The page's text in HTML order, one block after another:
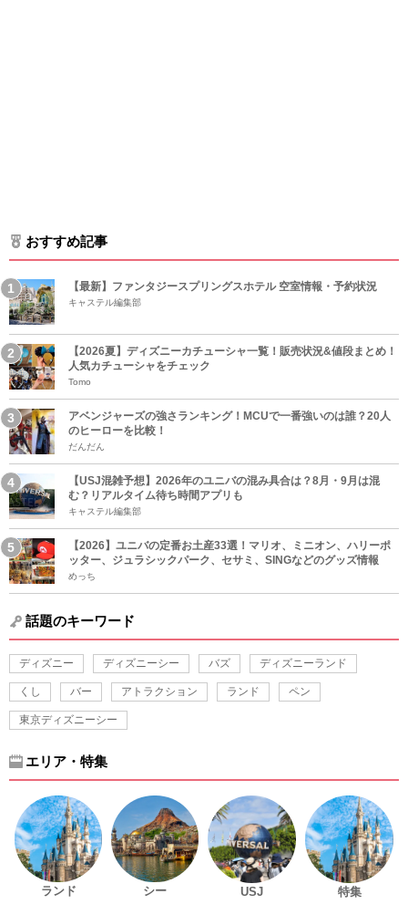
おすすめ記事
【最新】ファンタジースプリングスホテル 空室情報・予約状況
キャステル編集部
【2026夏】ディズニーカチューシャ一覧！販売状況&値段まとめ！
人気カチューシャをチェック
Tomo
アベンジャーズの強さランキング！MCUで一番強いのは誰？20人
のヒーローを比較！
だんだん
【USJ混雑予想】2026年のユニバの混み具合は？8月・9月は混
む？リアルタイム待ち時間アプリも
キャステル編集部
【2026】ユニバの定番お土産33選！マリオ、ミニオン、ハリーポ
ッター、ジュラシックパーク、セサミ、SINGなどのグッズ情報
めっち
話題のキーワード
ディズニー ディズニーシー バズ ディズニーランド
くし バー アトラクション ランド ペン
東京ディズニーシー
エリア・特集
ランド シー USJ 特集